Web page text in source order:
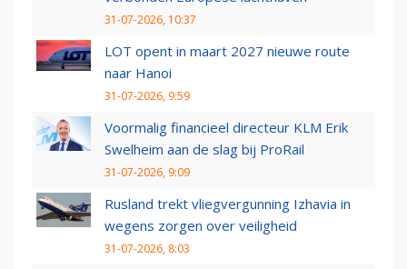
31-07-2026, 10:37
LOT opent in maart 2027 nieuwe route
naar Hanoi
31-07-2026, 9:59
Voormalig financieel directeur KLM Erik
Swelheim aan de slag bij ProRail
31-07-2026, 9:09
Rusland trekt vliegvergunning Izhavia in
wegens zorgen over veiligheid
31-07-2026, 8:03